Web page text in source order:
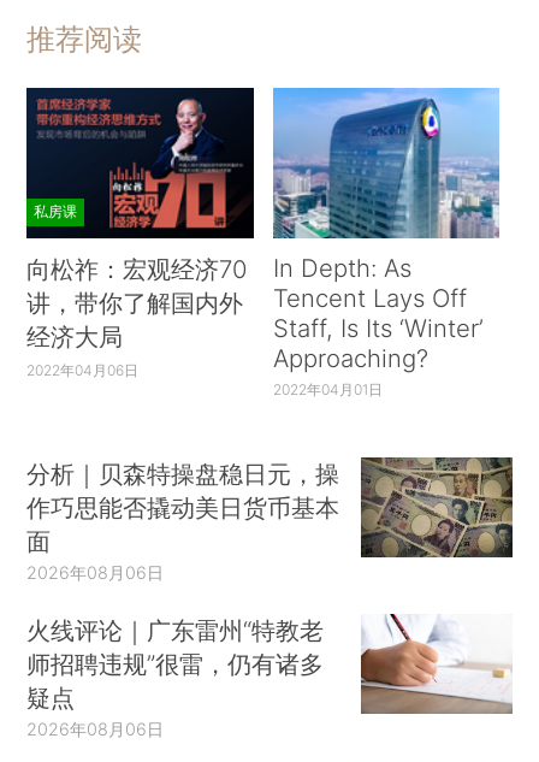
推荐阅读
私房课
向松祚：宏观经济70
讲，带你了解国内外
经济大局
2022年04月06日
In Depth: As
Tencent Lays Off
Staff, Is Its ‘Winter’
Approaching?
2022年04月01日
分析｜贝森特操盘稳日元，操
作巧思能否撬动美日货币基本
面
2026年08月06日
火线评论｜广东雷州“特教老
师招聘违规”很雷，仍有诸多
疑点
2026年08月06日